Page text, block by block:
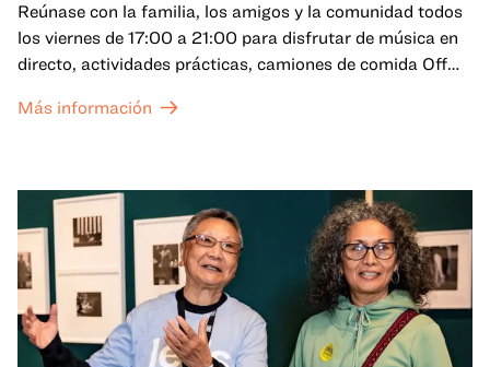
Reúnase con la familia, los amigos y la comunidad todos
los viernes de 17:00 a 21:00 para disfrutar de música en
directo, actividades prácticas, camiones de comida Off
exposiciones especiales, con una
Más información